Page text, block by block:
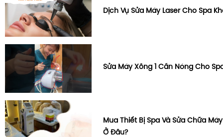
Dịch Vụ Sửa Máy Laser Cho Spa
Sửa Máy Xông 1 Cần Nóng Cho
Mua Thiết Bị Spa Và Sửa Chữa
Ở Đâu?